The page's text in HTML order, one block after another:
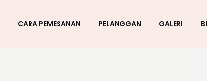
CARA PEMESANAN PELANGGAN GALERI